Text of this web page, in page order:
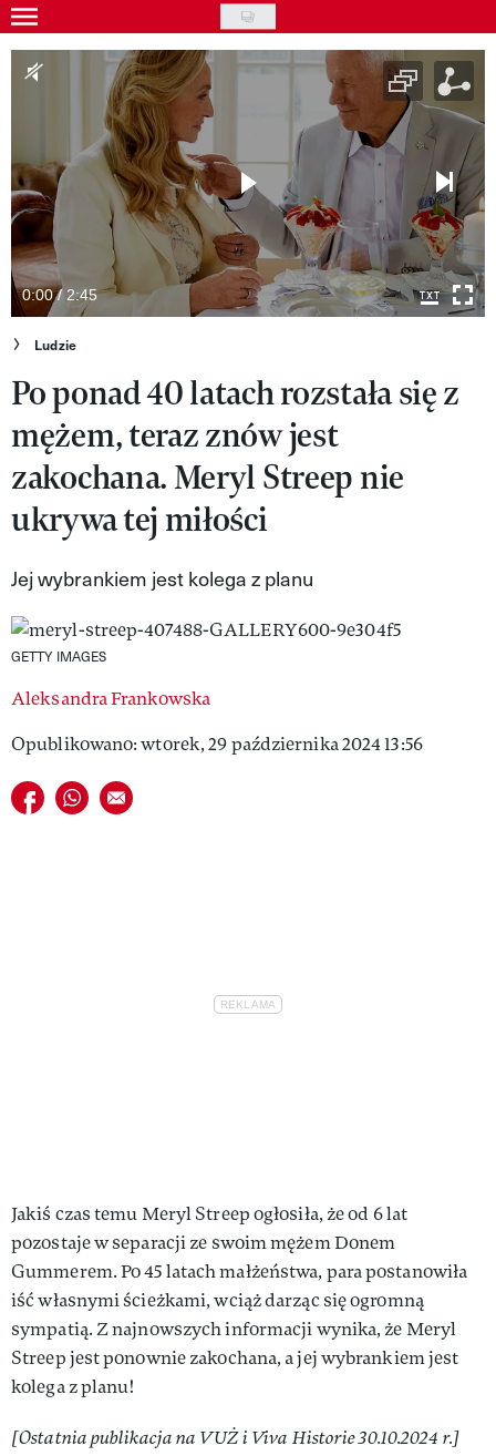
Skip
to
main
Gwiazdy
Uroda
Styl życia
Kultura
Wideo
Nasze akcje
VIVA!ART
VIVA!MODA
VIVA!LIFESTYLE
VIVA!MAN
VIVA!PEOPLE POWER
VIVA!ITAKA
MAGAZYN VIVA!
0:00 / 2:45
Ludzie
Po ponad 40 latach rozstała się z
mężem, teraz znów jest
zakochana. Meryl Streep nie
ukrywa tej miłości
Jej wybrankiem jest kolega z planu
GETTY IMAGES
Aleksandra Frankowska
Opublikowano: wtorek, 29 października 2024 13:56
Udostępnij na facebook
Udostępnij na whatsapp
E-mail do przyjaciela
Jakiś czas temu Meryl Streep ogłosiła, że od 6 lat
pozostaje w separacji ze swoim mężem Donem
Gummerem. Po 45 latach małżeństwa, para postanowiła
iść własnymi ścieżkami, wciąż darząc się ogromną
sympatią. Z najnowszych informacji wynika, że Meryl
Streep jest ponownie zakochana, a jej wybrankiem jest
kolega z planu!
[Ostatnia publikacja na VUŻ i Viva Historie 30.10.2024 r.]